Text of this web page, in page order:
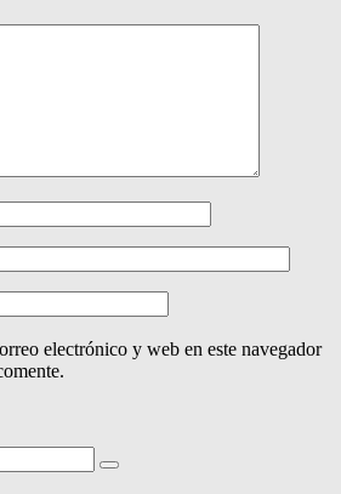
electrónico y web en este navegador